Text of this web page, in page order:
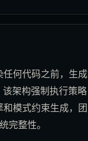
何代码之前，生成
架构强制执行策略
模式约束生成，团
完整性。